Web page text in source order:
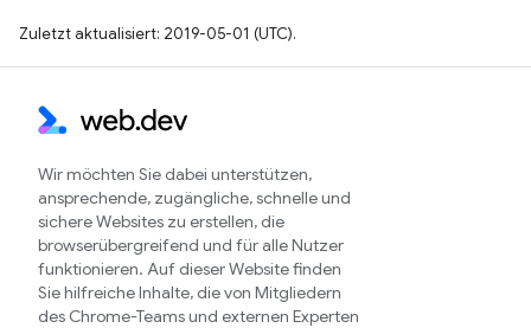
Zuletzt aktualisiert: 2019-05-01 (UTC).
Wir möchten Sie dabei unterstützen,
ansprechende, zugängliche, schnelle und
sichere Websites zu erstellen, die
browserübergreifend und für alle Nutzer
funktionieren. Auf dieser Website finden
Sie hilfreiche Inhalte, die von Mitgliedern
des Chrome-Teams und externen Experten